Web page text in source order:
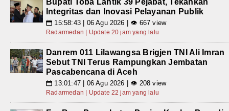
Integritas dan Inovasi Pelayanan Publik
📅 15:58:43 | 06 Agu 2026 | 👁 667 view
Radarmedan | Update 20 jam yang lalu
Danrem 011 Lilawangsa Brigjen TNI Ali Imran
Sebut TNI Terus Rampungkan Jembatan
Pascabencana di Aceh
📅 13:01:47 | 06 Agu 2026 | 👁 208 view
Radarmedan | Update 22 jam yang lalu